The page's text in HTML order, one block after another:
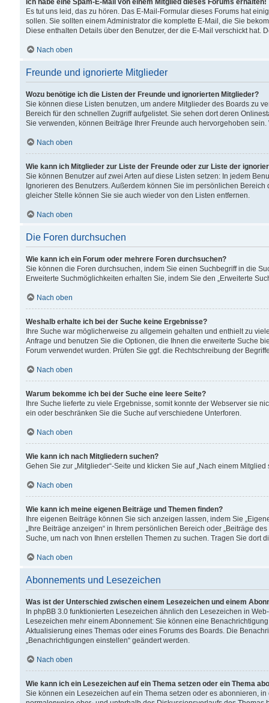
Ich habe eine Spam-E-Mail von einem Mitglied dieses Forums erhalten!
Es tut uns leid, das zu hören. Das E-Mail-Formular dieses Forums hat
sollen. Sie sollten einem Administrator die komplette E-Mail, die Sie
Diese enthalten Details über den Benutzer, der die E-Mail verschickt hat.
Nach oben
Freunde und ignorierte Mitglieder
Wozu benötige ich die Listen der Freunde und ignorierten Mitglieder?
Sie können diese Listen benutzen, um andere Mitglieder des Boards zu
Bereich für den schnellen Zugriff aufgelistet. Sie sehen dort deren
Sie verwenden, können Beiträge Ihrer Freunde auch hervorgehoben
Nach oben
Wie kann ich Mitglieder zur Liste der Freunde oder zur Liste der
Sie können Benutzer auf zwei Arten auf diese Listen setzen: In jedem
Ignorieren des Benutzers. Außerdem können Sie im persönlichen
gleicher Stelle können Sie sie auch wieder von den Listen entfernen.
Nach oben
Die Foren durchsuchen
Wie kann ich ein Forum oder mehrere Foren durchsuchen?
Sie können die Foren durchsuchen, indem Sie einen Suchbegriff in die
Erweiterte Suchmöglichkeiten erhalten Sie, indem Sie den „Erweiterte
Nach oben
Weshalb erhalte ich bei der Suche keine Ergebnisse?
Ihre Suche war möglicherweise zu allgemein gehalten und enthielt zu
Anfrage und benutzen Sie die Optionen, die Ihnen die erweiterte Suche
Forum verwendet wurden. Prüfen Sie ggf. die Rechtschreibung der
Nach oben
Warum bekomme ich bei der Suche eine leere Seite?
Ihre Suche lieferte zu viele Ergebnisse, somit konnte der Webserver sie
ein oder beschränken Sie die Suche auf verschiedene Unterforen.
Nach oben
Wie kann ich nach Mitgliedern suchen?
Gehen Sie zur „Mitglieder“-Seite und klicken Sie auf „Nach einem Mitglied
Nach oben
Wie kann ich meine eigenen Beiträge und Themen finden?
Ihre eigenen Beiträge können Sie sich anzeigen lassen, indem Sie
„Ihre Beiträge anzeigen“ in Ihrem persönlichen Bereich oder „Beiträge
Suche, um nach von Ihnen erstellen Themen zu suchen. Tragen Sie dort
Nach oben
Abonnements und Lesezeichen
Was ist der Unterschied zwischen einem Lesezeichen und einem
In phpBB 3.0 funktionierten Lesezeichen ähnlich den Lesezeichen in
Lesezeichen mehr einem Abonnement: Sie können eine
Aktualisierung eines Themas oder eines Forums des Boards. Die
„Benachrichtigungen einstellen“ geändert werden.
Nach oben
Wie kann ich ein Lesezeichen auf ein Thema setzen oder ein Thema
Sie können ein Lesezeichen auf ein Thema setzen oder es abonnieren,